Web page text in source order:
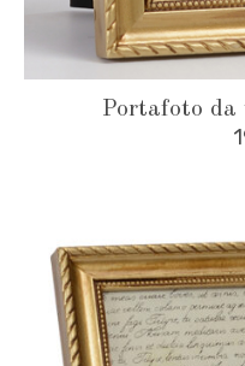
Portafoto da